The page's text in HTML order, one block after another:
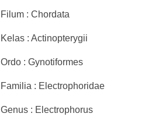
Filum : Chordata
Kelas : Actinopterygii
Ordo : Gynotiformes
Familia : Electrophoridae
Genus : Electrophorus